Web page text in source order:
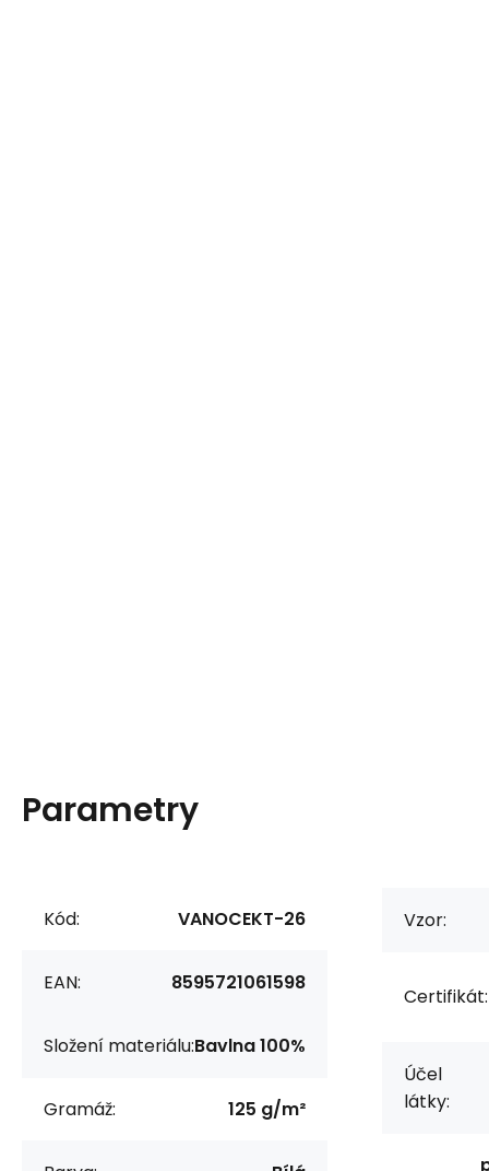
Parametry
Kód: VANOCEKT-26
EAN: 8595721061598
Složení materiálu:Bavlna 100%
Gramáž: 125 g/m²
Vzor:
Certifikát:
Účel
látky: